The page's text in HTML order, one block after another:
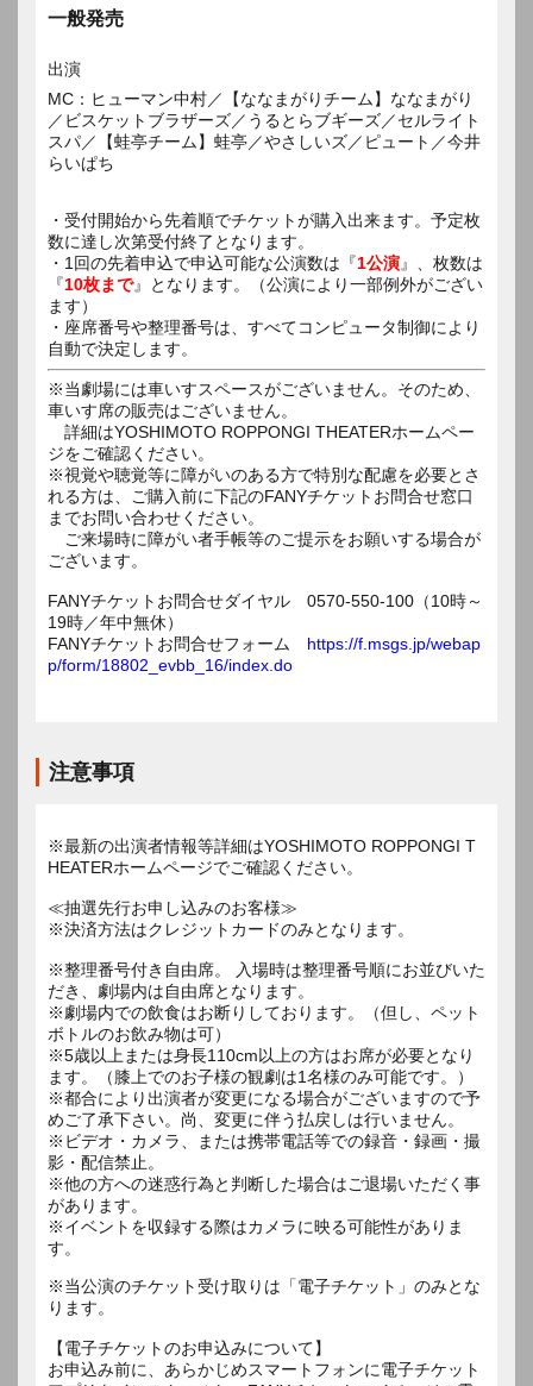
一般発売
出演
MC：ヒューマン中村／【ななまがりチーム】ななまがり
／ビスケットブラザーズ／うるとらブギーズ／セルライト
スパ／【蛙亭チーム】蛙亭／やさしいズ／ピュート／今井
らいぱち
・受付開始から先着順でチケットが購入出来ます。予定枚
数に達し次第受付終了となります。
・1回の先着申込で申込可能な公演数は『1公演』、枚数は
『10枚まで』となります。（公演により一部例外がござい
ます）
・座席番号や整理番号は、すべてコンピュータ制御により
自動で決定します。
※当劇場には車いすスペースがございません。そのため、
車いす席の販売はございません。
詳細はYOSHIMOTO ROPPONGI THEATERホームペー
ジをご確認ください。
※視覚や聴覚等に障がいのある方で特別な配慮を必要とさ
れる方は、ご購入前に下記のFANYチケットお問合せ窓口
までお問い合わせください。
ご来場時に障がい者手帳等のご提示をお願いする場合が
ございます。
FANYチケットお問合せダイヤル 0570-550-100（10時～
19時／年中無休）
FANYチケットお問合せフォーム https://f.msgs.jp/webap
p/form/18802_evbb_16/index.do
注意事項
※最新の出演者情報等詳細はYOSHIMOTO ROPPONGI T
HEATERホームページでご確認ください。
≪抽選先行お申し込みのお客様≫
※決済方法はクレジットカードのみとなります。
※整理番号付き自由席。 入場時は整理番号順にお並びいた
だき、劇場内は自由席となります。
※劇場内での飲食はお断りしております。（但し、ペット
ボトルのお飲み物は可）
※5歳以上または身長110cm以上の方はお席が必要となり
ます。（膝上でのお子様の観劇は1名様のみ可能です。）
※都合により出演者が変更になる場合がございますので予
めご了承下さい。尚、変更に伴う払戻しは行いません。
※ビデオ・カメラ、または携帯電話等での録音・録画・撮
影・配信禁止。
※他の方への迷惑行為と判断した場合はご退場いただく事
があります。
※イベントを収録する際はカメラに映る可能性がありま
す。
※当公演のチケット受け取りは「電子チケット」のみとな
ります。
【電子チケットのお申込みについて】
お申込み前に、あらかじめスマートフォンに電子チケット